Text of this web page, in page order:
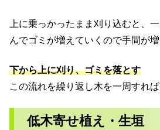
上に乗っかったまま刈り込むと、
んでゴミが増えていくので手間が増
下から上に刈り、ゴミを落とす
この流れを繰り返し木を一周すれば
低木寄せ植え・生垣